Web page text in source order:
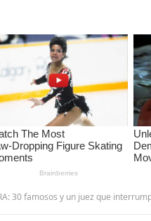
30 famosos y un juez que